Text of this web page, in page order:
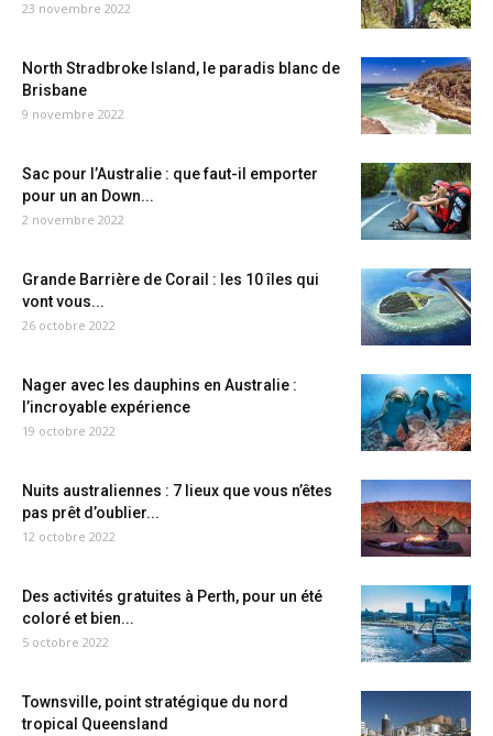
23 novembre 2022
North Stradbroke Island, le paradis blanc de
Brisbane
9 novembre 2022
Sac pour l’Australie : que faut-il emporter
pour un an Down...
2 novembre 2022
Grande Barrière de Corail : les 10 îles qui
vont vous...
26 octobre 2022
Nager avec les dauphins en Australie :
l’incroyable expérience
19 octobre 2022
Nuits australiennes : 7 lieux que vous n’êtes
pas prêt d’oublier...
12 octobre 2022
Des activités gratuites à Perth, pour un été
coloré et bien...
5 octobre 2022
Townsville, point stratégique du nord
tropical Queensland